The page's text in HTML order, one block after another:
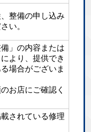
整備の申し込み
い。
備」の内容または
より、提供でき
場合がございま
お店にご確認く
されている修理